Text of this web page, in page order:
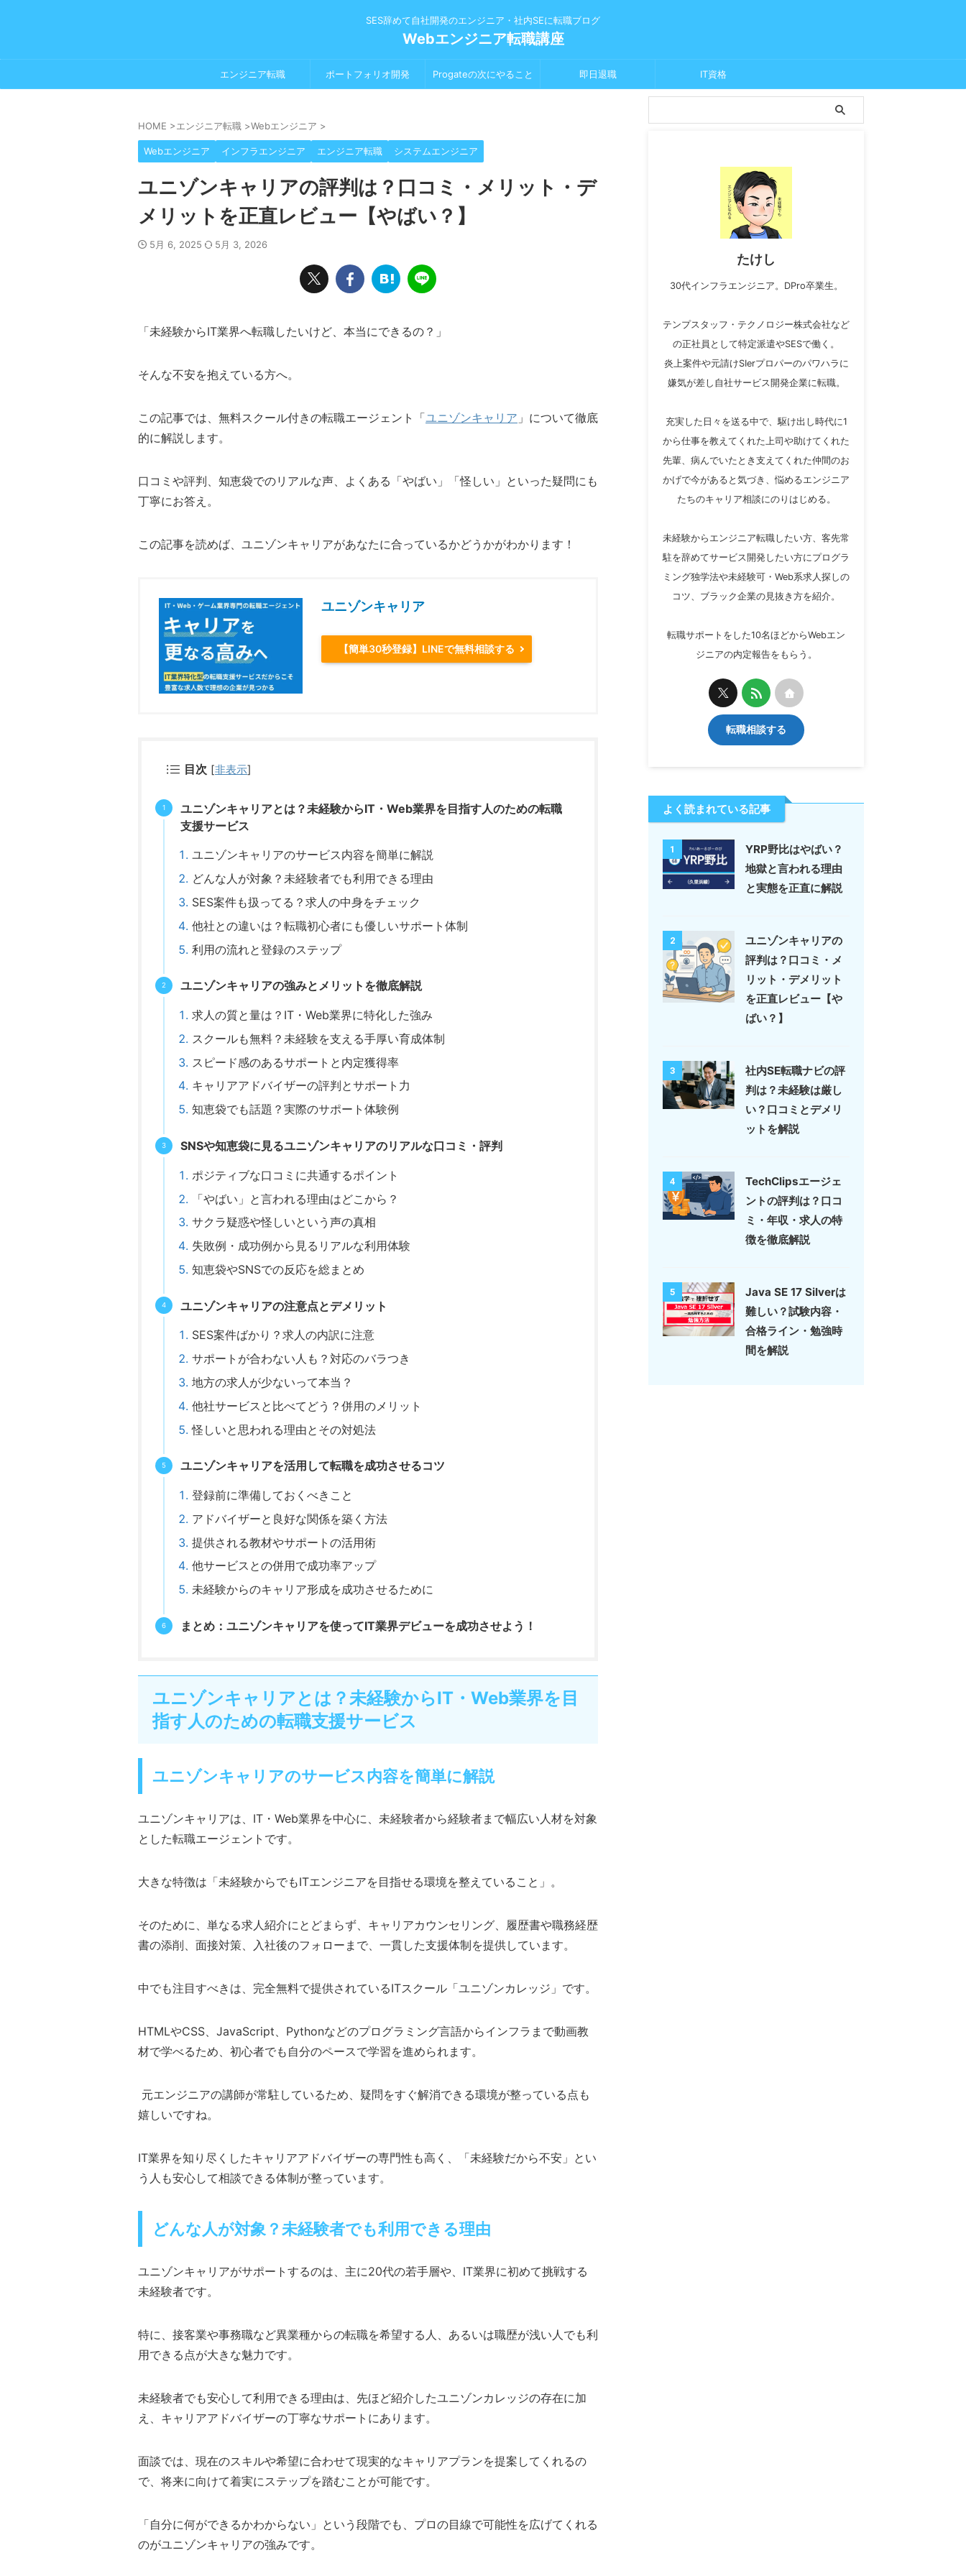
SES辞めて自社開発のエンジニア・社内SEに転職ブログ
Webエンジニア転職講座
エンジニア転職 ポートフォリオ開発 Progateの次にやること 即日退職 IT資格
HOME >エンジニア転職 >Webエンジニア >
Webエンジニア インフラエンジニア エンジニア転職 システムエンジニア
ユニゾンキャリアの評判は？口コミ・メリット・デ
メリットを正直レビュー【やばい？】
5月 6, 2025 5月 3, 2026
「未経験からIT業界へ転職したいけど、本当にできるの？」
そんな不安を抱えている方へ。
この記事では、無料スクール付きの転職エージェント「ユニゾンキャリア 」について徹底
的に解説します。
口コミや評判、知恵袋でのリアルな声、よくある「やばい」「怪しい」といった疑問にも
丁寧にお答え。
この記事を読めば、ユニゾンキャリアがあなたに合っているかどうかがわかります！
ユニゾンキャリア
【簡単30秒登録】LINEで無料相談する
目次 [非表示]
ユニゾンキャリアとは？未経験からIT・Web業界を目指す人のための転職
支援サービス
ユニゾンキャリアのサービス内容を簡単に解説
どんな人が対象？未経験者でも利用できる理由
SES案件も扱ってる？求人の中身をチェック
他社との違いは？転職初心者にも優しいサポート体制
利用の流れと登録のステップ
ユニゾンキャリアの強みとメリットを徹底解説
求人の質と量は？IT・Web業界に特化した強み
スクールも無料？未経験を支える手厚い育成体制
スピード感のあるサポートと内定獲得率
キャリアアドバイザーの評判とサポート力
知恵袋でも話題？実際のサポート体験例
SNSや知恵袋に見るユニゾンキャリアのリアルな口コミ・評判
ポジティブな口コミに共通するポイント
「やばい」と言われる理由はどこから？
サクラ疑惑や怪しいという声の真相
失敗例・成功例から見るリアルな利用体験
知恵袋やSNSでの反応を総まとめ
ユニゾンキャリアの注意点とデメリット
SES案件ばかり？求人の内訳に注意
サポートが合わない人も？対応のバラつき
地方の求人が少ないって本当？
他社サービスと比べてどう？併用のメリット
怪しいと思われる理由とその対処法
ユニゾンキャリアを活用して転職を成功させるコツ
登録前に準備しておくべきこと
アドバイザーと良好な関係を築く方法
提供される教材やサポートの活用術
他サービスとの併用で成功率アップ
未経験からのキャリア形成を成功させるために
まとめ：ユニゾンキャリアを使ってIT業界デビューを成功させよう！
ユニゾンキャリアとは？未経験からIT・Web業界を目
指す人のための転職支援サービス
ユニゾンキャリアのサービス内容を簡単に解説
ユニゾンキャリアは、IT・Web業界を中心に、未経験者から経験者まで幅広い人材を対象
とした転職エージェントです。
大きな特徴は「未経験からでもITエンジニアを目指せる環境を整えていること」。
そのために、単なる求人紹介にとどまらず、キャリアカウンセリング、履歴書や職務経歴
書の添削、面接対策、入社後のフォローまで、一貫した支援体制を提供しています。
中でも注目すべきは、完全無料で提供されているITスクール「ユニゾンカレッジ」です。
HTMLやCSS、JavaScript、Pythonなどのプログラミング言語からインフラまで動画教
材で学べるため、初心者でも自分のペースで学習を進められます。
元エンジニアの講師が常駐しているため、疑問をすぐ解消できる環境が整っている点も
嬉しいですね。
IT業界を知り尽くしたキャリアアドバイザーの専門性も高く、「未経験だから不安」とい
う人も安心して相談できる体制が整っています。
どんな人が対象？未経験者でも利用できる理由
ユニゾンキャリアがサポートするのは、主に20代の若手層や、IT業界に初めて挑戦する
未経験者です。
特に、接客業や事務職など異業種からの転職を希望する人、あるいは職歴が浅い人でも利
用できる点が大きな魅力です。
未経験者でも安心して利用できる理由は、先ほど紹介したユニゾンカレッジの存在に加
え、キャリアアドバイザーの丁寧なサポートにあります。
面談では、現在のスキルや希望に合わせて現実的なキャリアプランを提案してくれるの
で、将来に向けて着実にステップを踏むことが可能です。
「自分に何ができるかわからない」という段階でも、プロの目線で可能性を広げてくれる
のがユニゾンキャリアの強みです。
たけし
30代インフラエンジニア。DPro卒業生。
テンプスタッフ・テクノロジー株式会社など
の正社員として特定派遣やSESで働く。
炎上案件や元請けSIerプロパーのパワハラに
嫌気が差し自社サービス開発企業に転職。
充実した日々を送る中で、駆け出し時代に1
から仕事を教えてくれた上司や助けてくれた
先輩、病んでいたとき支えてくれた仲間のお
かげで今があると気づき、悩めるエンジニア
たちのキャリア相談にのりはじめる。
未経験からエンジニア転職したい方、客先常
駐を辞めてサービス開発したい方にプログラ
ミング独学法や未経験可・Web系求人探しの
コツ、ブラック企業の見抜き方を紹介。
転職サポートをした10名ほどからWebエン
ジニアの内定報告をもらう。
転職相談する
よく読まれている記事
1
YRP野比はやばい？
地獄と言われる理由
と実態を正直に解説
2
ユニゾンキャリアの
評判は？口コミ・メ
リット・デメリット
を正直レビュー【や
ばい？】
3
社内SE転職ナビの評
判は？未経験は厳し
い？口コミとデメリ
ットを解説
4
TechClipsエージェ
ントの評判は？口コ
ミ・年収・求人の特
徴を徹底解説
5
Java SE 17 Silverは
難しい？試験内容・
合格ライン・勉強時
間を解説